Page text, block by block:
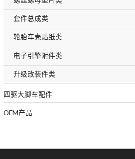
套件总成类
轮胎车壳贴纸类
电子引擎附件类
升级改装件类
四驱大脚车配件
OEM产品